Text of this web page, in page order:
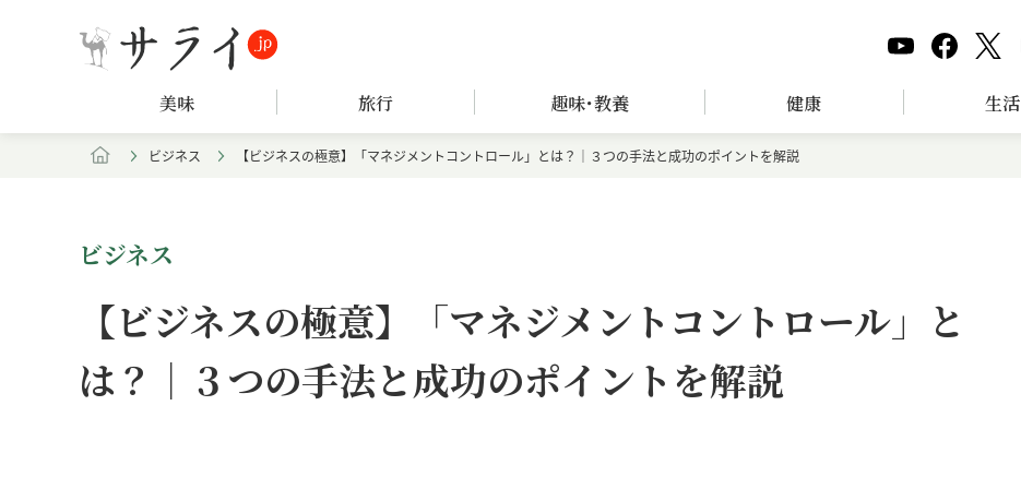
美味 旅行 趣味･教養 健康 生活
ビジネス 【ビジネスの極意】「マネジメントコントロール」とは？｜３つの手法と成功のポイントを解説
ビジネス
【ビジネスの極意】「マネジメントコントロール」と
は？｜３つの手法と成功のポイントを解説